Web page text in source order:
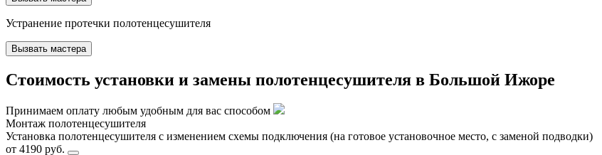
Устранение протечки полотенцесушителя
Вызвать мастера
Стоимость установки и замены полотенцесушителя в Большой Ижоре
Принимаем оплату любым удобным для вас способом
Монтаж полотенцесушителя
Установка полотенцесушителя с изменением схемы подключения (на готовое установочное место, с заменой подводки)
от 4190 руб.